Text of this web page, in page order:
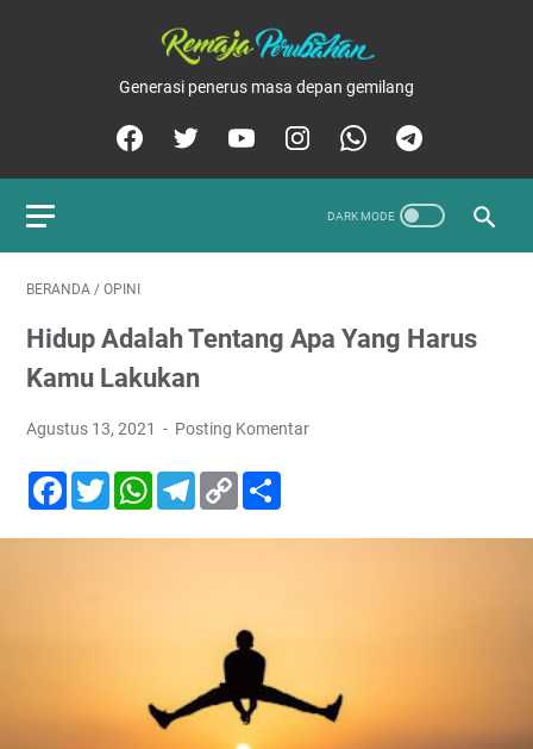
Generasi penerus masa depan gemilang
BERANDA / OPINI
Hidup Adalah Tentang Apa Yang Harus
Kamu Lakukan
Agustus 13, 2021 Posting Komentar
F
a
e
T
w
t
W
t
T
e
C
y
r